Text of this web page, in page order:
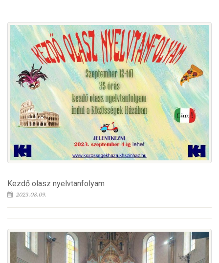
Kezdő olasz nyelvtanfolyam
2023.08.09.